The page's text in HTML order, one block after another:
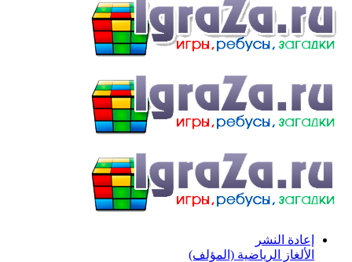
إعادة النشر
الألغاز الرياضية (المؤلف)